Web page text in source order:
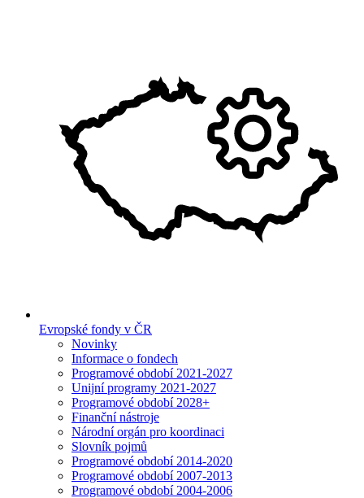
Evropské fondy v ČR
Novinky
Informace o fondech
Programové období 2021-2027
Unijní programy 2021-2027
Programové období 2028+
Finanční nástroje
Národní orgán pro koordinaci
Slovník pojmů
Programové období 2014-2020
Programové období 2007-2013
Programové období 2004-2006